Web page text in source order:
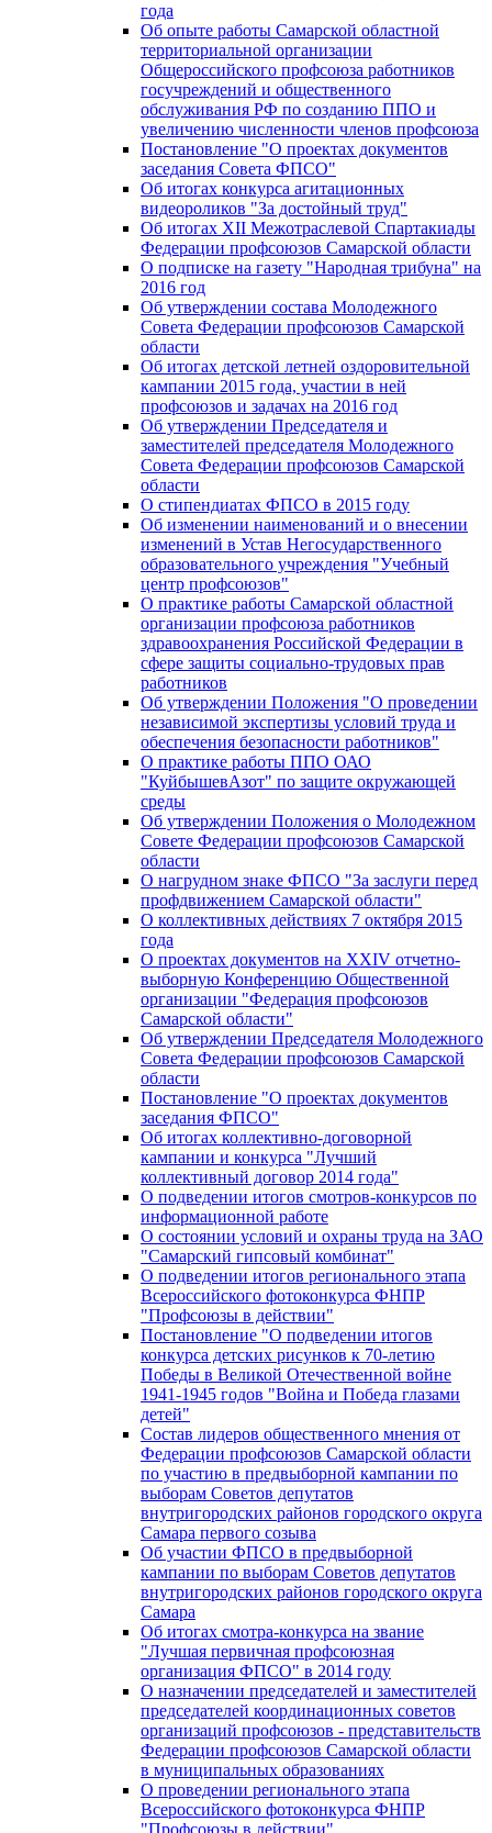
года
Об опыте работы Самарской областной
территориальной организации
Общероссийского профсоюза работников
госучреждений и общественного
обслуживания РФ по созданию ППО и
увеличению численности членов профсоюза
Постановление "О проектах документов
заседания Совета ФПСО"
Об итогах конкурса агитационных
видеороликов "За достойный труд"
Об итогах XII Межотраслевой Спартакиады
Федерации профсоюзов Самарской области
О подписке на газету "Народная трибуна" на
2016 год
Об утверждении состава Молодежного
Совета Федерации профсоюзов Самарской
области
Об итогах детской летней оздоровительной
кампании 2015 года, участии в ней
профсоюзов и задачах на 2016 год
Об утверждении Председателя и
заместителей председателя Молодежного
Совета Федерации профсоюзов Самарской
области
О стипендиатах ФПСО в 2015 году
Об изменении наименований и о внесении
изменений в Устав Негосударственного
образовательного учреждения "Учебный
центр профсоюзов"
О практике работы Самарской областной
организации профсоюза работников
здравоохранения Российской Федерации в
сфере защиты социально-трудовых прав
работников
Об утверждении Положения "О проведении
независимой экспертизы условий труда и
обеспечения безопасности работников"
О практике работы ППО ОАО
"КуйбышевАзот" по защите окружающей
среды
Об утверждении Положения о Молодежном
Совете Федерации профсоюзов Самарской
области
О нагрудном знаке ФПСО "За заслуги перед
профдвижением Самарской области"
О коллективных действиях 7 октября 2015
года
О проектах документов на XXIV отчетно-
выборную Конференцию Общественной
организации "Федерация профсоюзов
Самарской области"
Об утверждении Председателя Молодежного
Совета Федерации профсоюзов Самарской
области
Постановление "О проектах документов
заседания ФПСО"
Об итогах коллективно-договорной
кампании и конкурса "Лучший
коллективный договор 2014 года"
О подведении итогов смотров-конкурсов по
информационной работе
О состоянии условий и охраны труда на ЗАО
"Самарский гипсовый комбинат"
О подведении итогов регионального этапа
Всероссийского фотоконкурса ФНПР
"Профсоюзы в действии"
Постановление "О подведении итогов
конкурса детских рисунков к 70-летию
Победы в Великой Отечественной войне
1941-1945 годов "Война и Победа глазами
детей"
Состав лидеров общественного мнения от
Федерации профсоюзов Самарской области
по участию в предвыборной кампании по
выборам Советов депутатов
внутригородских районов городского округа
Самара первого созыва
Об участии ФПСО в предвыборной
кампании по выборам Советов депутатов
внутригородских районов городского округа
Самара
Об итогах смотра-конкурса на звание
"Лучшая первичная профсоюзная
организация ФПСО" в 2014 году
О назначении председателей и заместителей
председателей координационных советов
организаций профсоюзов - представительств
Федерации профсоюзов Самарской области
в муниципальных образованиях
О проведении регионального этапа
Всероссийского фотоконкурса ФНПР
"Профсоюзы в действии"